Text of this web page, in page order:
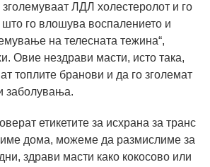
зголемуваат ЛДЛ холестеролот и го
го влошува воспалението и
на телесната тежина“,
Овие нездрави масти, исто така,
топлите бранови и да го зголемат
заболувања.
етикетите за исхрана за транс
дома, можеме да размислиме за
здрави масти како кокосово или